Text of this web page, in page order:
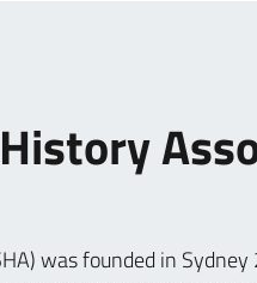
was founded in